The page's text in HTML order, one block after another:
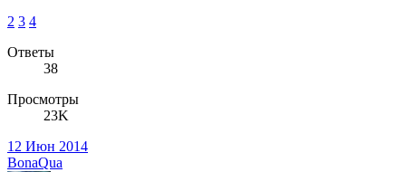
2 3 4
Ответы
38
Просмотры
23K
12 Июн 2014
BonaQua